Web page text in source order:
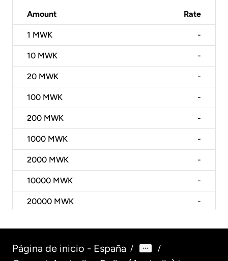
Amount Rate
1 MWK -
10 MWK -
20 MWK -
100 MWK -
200 MWK -
1000 MWK -
2000 MWK -
10000 MWK -
20000 MWK -
Página de inicio - España / /